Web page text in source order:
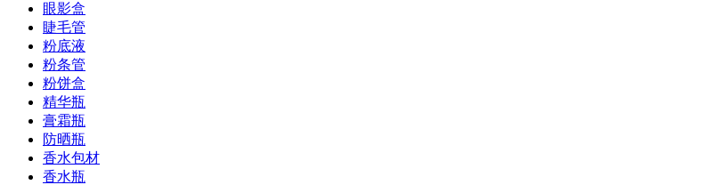
眼影盒
睫毛管
粉底液
粉条管
粉饼盒
精华瓶
膏霜瓶
防晒瓶
香水包材
香水瓶